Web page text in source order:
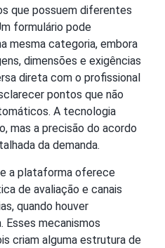
que possuem diferentes
formulário pode
mesma categoria, embora
dimensões e exigências
direta com o profissional
pontos que não
A tecnologia
mas a precisão do acordo
da demanda.
a plataforma oferece
de avaliação e canais
quando houver
Esses mecanismos
criam alguma estrutura de